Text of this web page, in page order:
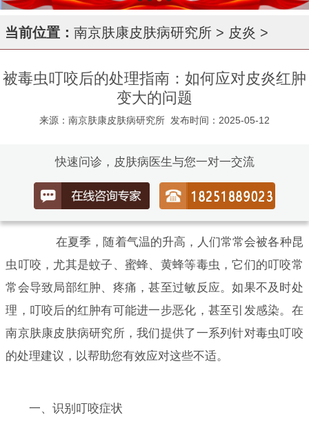
当前位置： 南京肤康皮肤病研究所 > 皮炎 >
被毒虫叮咬后的处理指南：如何应对皮炎红肿
变大的问题
来源：南京肤康皮肤病研究所 发布时间：2025-05-12
快速问诊，皮肤病医生与您一对一交流
在夏季，随着气温的升高，人们常常会被各种昆
虫叮咬，尤其是蚊子、蜜蜂、黄蜂等毒虫，它们的叮咬常
常会导致局部红肿、疼痛，甚至过敏反应。如果不及时处
理，叮咬后的红肿有可能进一步恶化，甚至引发感染。在
南京肤康皮肤病研究所，我们提供了一系列针对毒虫叮咬
的处理建议，以帮助您有效应对这些不适。
一、识别叮咬症状